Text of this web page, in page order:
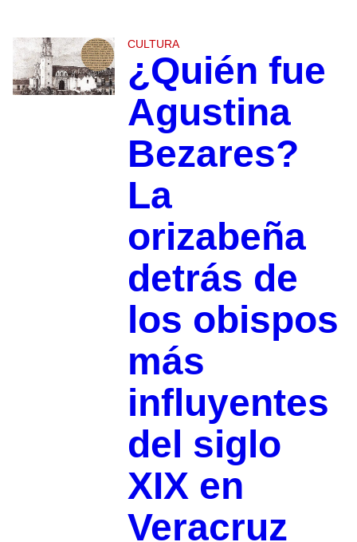
CULTURA
¿Quién fue
Agustina
Bezares?
La
orizabeña
detrás de
los obispos
más
influyentes
del siglo
XIX en
Veracruz